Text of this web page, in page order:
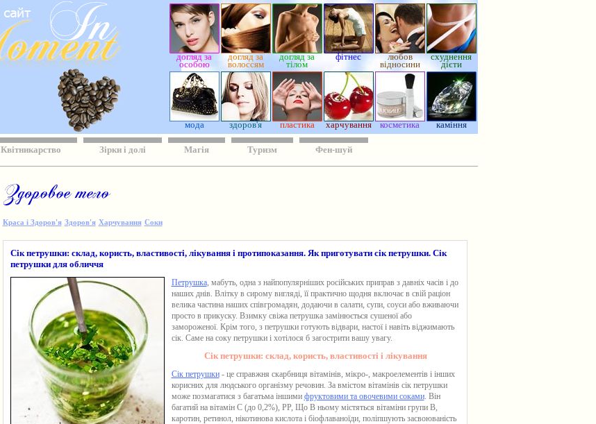
догляд за
особою
догляд за
волоссям
догляд за
тілом
фітнес любов
відносини
схуднення
дієти
мода здоров'я пластика харчування косметика каміння
Квітникарство Зірки і долі Магія Туризм Фен-шуй
Краса і Здоров'я Здоров'я Харчування Соки
Сік петрушки: склад, користь, властивості, лікування і протипоказання. Як приготувати сік петрушки. Сік
петрушки для обличчя
Петрушка, мабуть, одна з найпопулярніших російських приправ з давніх часів і до
наших днів. Влітку в сирому вигляді, її практично щодня включає в свій раціон
велика частина наших співгромадян, додаючи в салати, супи, соуси або вживаючи
просто в прикуску. Взимку свіжа петрушка замінюється сушеної або
замороженої. Крім того, з петрушки готують відвари, настої і навіть віджимають
сік. Саме на соку петрушкиі хотілося б загострити вашу увагу.
Сік петрушки: склад, користь, властивості і лікування
Сік петрушки- це справжня скарбниця вітамінів, мікро-, макроелементів і інших
корисних для людського організму речовин. За вмістом вітамінів сік петрушки
може позмагатися з багатьма іншими фруктовими та овочевими соками. Він
багатий на вітамін С (до 0,2%), РР, Що В ньому містяться вітаміни групи В,
каротин, ретинол, нікотинова кислота і біофлаваноїди, поліпшують засвоюваність